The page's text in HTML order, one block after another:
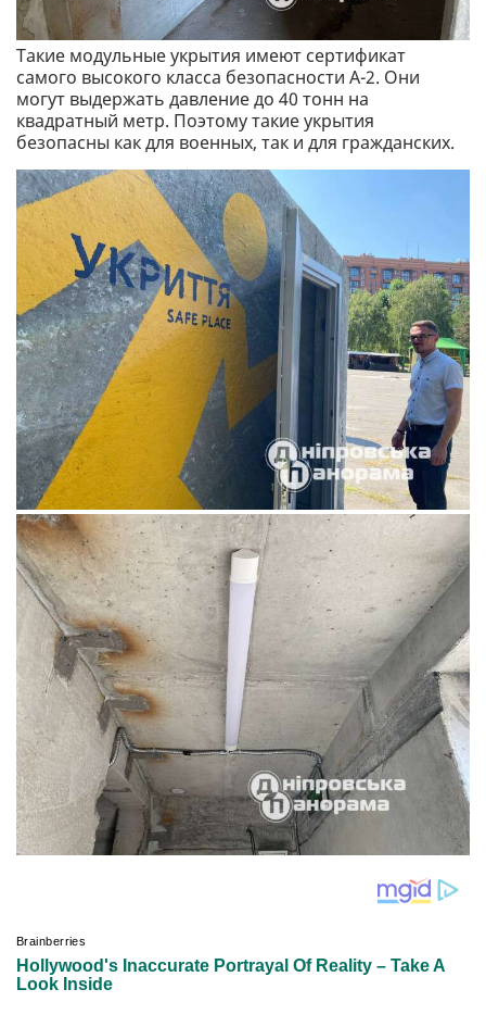
Такие модульные укрытия имеют сертификат
самого высокого класса безопасности А-2. Они
могут выдержать давление до 40 тонн на
квадратный метр. Поэтому такие укрытия
безопасны как для военных, так и для гражданских.